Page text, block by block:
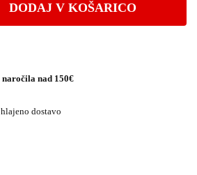
DODAJ V KOŠARICO
naročila nad 150€
dostavo